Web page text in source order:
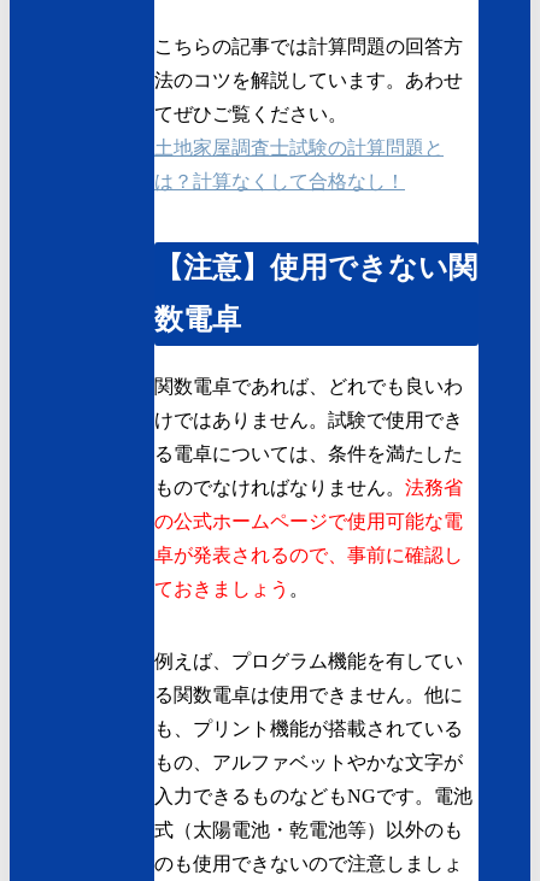
こちらの記事では計算問題の回答方
法のコツを解説しています。あわせ
てぜひご覧ください。
土地家屋調査士試験の計算問題と
は？計算なくして合格なし！
【注意】使用できない関
数電卓
関数電卓であれば、どれでも良いわ
けではありません。試験で使用でき
る電卓については、条件を満たした
ものでなければなりません。 法務省
の公式ホームページで使用可能な電
卓が発表されるので、事前に確認し
ておきましょう 。
例えば、プログラム機能を有してい
る関数電卓は使用できません。他に
も、プリント機能が搭載されている
もの、アルファベットやかな文字が
入力できるものなどもNGです。電池
式（太陽電池・乾電池等）以外のも
のも使用できないので注意しましょ